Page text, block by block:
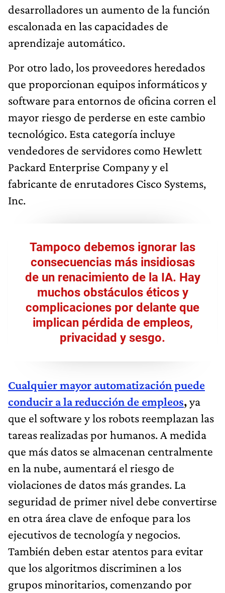
desarrolladores un aumento de la función
escalonada en las capacidades de
aprendizaje automático.
Por otro lado, los proveedores heredados
que proporcionan equipos informáticos y
software para entornos de oficina corren el
mayor riesgo de perderse en este cambio
tecnológico. Esta categoría incluye
vendedores de servidores como Hewlett
Packard Enterprise Company y el
fabricante de enrutadores Cisco Systems,
Inc.
Tampoco debemos ignorar las
consecuencias más insidiosas
de un renacimiento de la IA. Hay
muchos obstáculos éticos y
complicaciones por delante que
implican pérdida de empleos,
privacidad y sesgo.
Cualquier mayor automatización puede
conducir a la reducción de empleos,ya
que el software y los robots reemplazan las
tareas realizadas por humanos. A medida
que más datos se almacenan centralmente
en la nube, aumentará el riesgo de
violaciones de datos más grandes. La
seguridad de primer nivel debe convertirse
en otra área clave de enfoque para los
ejecutivos de tecnología y negocios.
También deben estar atentos para evitar
que los algoritmos discriminen a los
grupos minoritarios, comenzando por